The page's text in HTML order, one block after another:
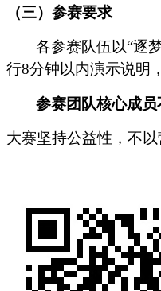
（三） 参赛要求
各参赛队伍以“逐
行8分钟以内演示说明
参赛团队核心成员
大赛坚持公益性，不以